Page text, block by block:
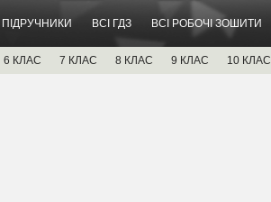
ПІДРУЧНИКИ ВСІ ГДЗ ВСІ РОБОЧІ ЗОШИТИ
6 КЛАС 7 КЛАС 8 КЛАС 9 КЛАС 10 КЛАС